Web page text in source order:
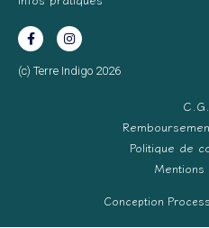
(c) Terre Indigo 2026
Politique de
Conception